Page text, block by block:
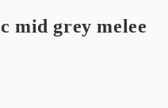
mid grey melee